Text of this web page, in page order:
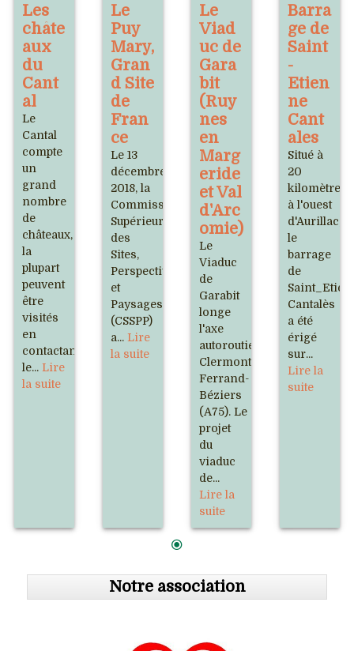
Les
châte
aux
du
Cant
al
Le
Cantal
compte
un
grand
nombre
de
châteaux,
la
plupart
peuvent
être
visités
en
contactant
le... Lire
la suite
Le
Puy
Mary,
Gran
d Site
de
Fran
ce
Le 13
décembre
2018, la
Commission
Supérieure
des
Sites,
Perspectives
et
Paysages
(CSSPP)
a... Lire
la suite
Le
Viad
uc de
Gara
bit
(Ruy
nes
en
Marg
eride
et Val
d'Arc
omie)
Le
Viaduc
de
Garabit
longe
l'axe
autoroutier
Clermont-
Ferrand-
Béziers
(A75). Le
projet
du
viaduc
de...
Lire la
suite
Barra
ge de
Saint
-
Etien
ne
Cant
ales
Situé à
20
kilomètres
à l'ouest
d'Aurillac,
le
barrage
de
Cantalès
a été
érigé
sur...
Lire la
suite
Notre association